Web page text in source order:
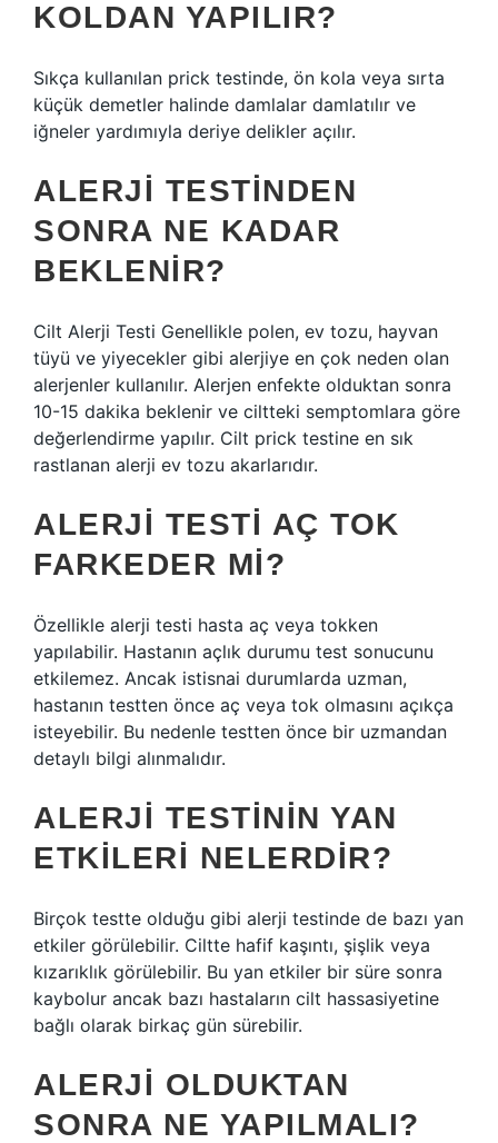
KOLDAN YAPILIR?
Sıkça kullanılan prick testinde, ön kola veya sırta
küçük demetler halinde damlalar damlatılır ve
iğneler yardımıyla deriye delikler açılır.
ALERJI TESTINDEN
SONRA NE KADAR
BEKLENIR?
Cilt Alerji Testi Genellikle polen, ev tozu, hayvan
tüyü ve yiyecekler gibi alerjiye en çok neden olan
alerjenler kullanılır. Alerjen enfekte olduktan sonra
10-15 dakika beklenir ve ciltteki semptomlara göre
değerlendirme yapılır. Cilt prick testine en sık
rastlanan alerji ev tozu akarlarıdır.
ALERJI TESTI AÇ TOK
FARKEDER MI?
Özellikle alerji testi hasta aç veya tokken
yapılabilir. Hastanın açlık durumu test sonucunu
etkilemez. Ancak istisnai durumlarda uzman,
hastanın testten önce aç veya tok olmasını açıkça
isteyebilir. Bu nedenle testten önce bir uzmandan
detaylı bilgi alınmalıdır.
ALERJI TESTININ YAN
ETKILERI NELERDIR?
Birçok testte olduğu gibi alerji testinde de bazı yan
etkiler görülebilir. Ciltte hafif kaşıntı, şişlik veya
kızarıklık görülebilir. Bu yan etkiler bir süre sonra
kaybolur ancak bazı hastaların cilt hassasiyetine
bağlı olarak birkaç gün sürebilir.
ALERJI OLDUKTAN
SONRA NE YAPILMALI?